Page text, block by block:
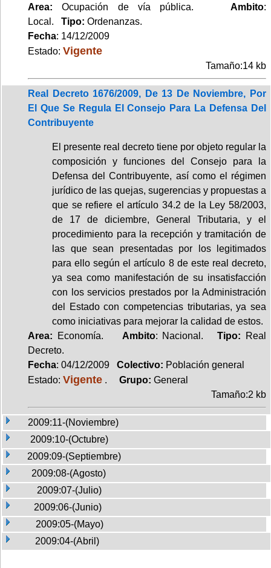
Area: Ocupación de vía pública. Ambito:
Local. Tipo: Ordenanzas.
Fecha: 14/12/2009
Estado: Vigente
Tamaño:14 kb
Real Decreto 1676/2009, De 13 De Noviembre, Por
El Que Se Regula El Consejo Para La Defensa Del
Contribuyente
El presente real decreto tiene por objeto regular la
composición y funciones del Consejo para la
Defensa del Contribuyente, así como el régimen
jurídico de las quejas, sugerencias y propuestas a
que se refiere el artículo 34.2 de la Ley 58/2003,
de 17 de diciembre, General Tributaria, y el
procedimiento para la recepción y tramitación de
las que sean presentadas por los legitimados
para ello según el artículo 8 de este real decreto,
ya sea como manifestación de su insatisfacción
con los servicios prestados por la Administración
del Estado con competencias tributarias, ya sea
como iniciativas para mejorar la calidad de estos.
Area: Economía. Ambito: Nacional.Tipo:
Real
Decreto.
Fecha: 04/12/2009 Colectivo: Población general
Estado: Vigente . Grupo: General
Tamaño:2 kb
2009:11-(Noviembre)
2009:10-(Octubre)
2009:09-(Septiembre)
2009:08-(Agosto)
2009:07-(Julio)
2009:06-(Junio)
2009:05-(Mayo)
2009:04-(Abril)